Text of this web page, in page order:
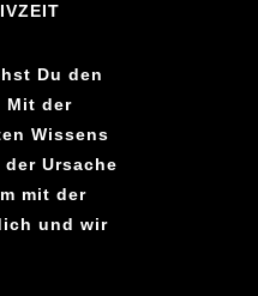
Du den
Mit der
Wissens
Ursache
mit der
und wir